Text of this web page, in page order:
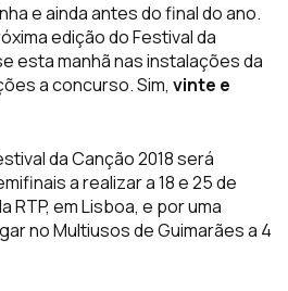
e ainda antes do final do ano.
edição do Festival da
esta manhã nas instalações da
a concurso. Sim, vinte e
da Canção 2018 será
a realizar a 18 e 25 de
RTP, em Lisboa, e por uma
no Multiusos de Guimarães a 4